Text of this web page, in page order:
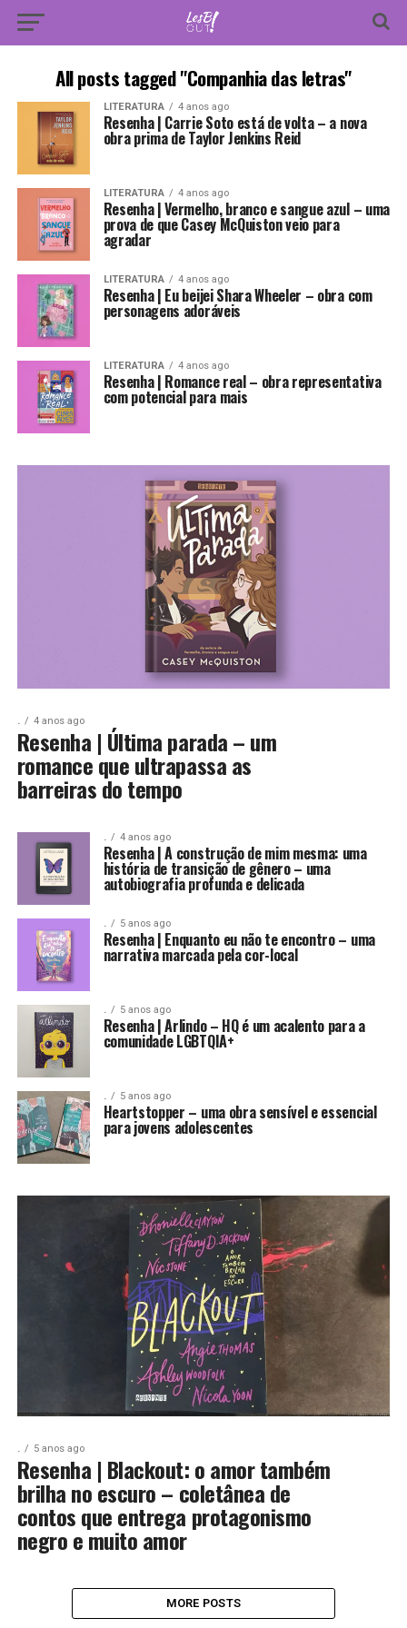
All posts tagged "Companhia das letras"
LITERATURA 4 anos ago
Resenha | Carrie Soto está de volta – a nova
obra prima de Taylor Jenkins Reid
LITERATURA 4 anos ago
Resenha | Vermelho, branco e sangue azul – uma
prova de que Casey McQuiston veio para
agradar
LITERATURA 4 anos ago
Resenha | Eu beijei Shara Wheeler – obra com
personagens adoráveis
LITERATURA 4 anos ago
Resenha | Romance real – obra representativa
com potencial para mais
. 4 anos ago
Resenha | Última parada – um
romance que ultrapassa as
barreiras do tempo
. 4 anos ago
Resenha | A construção de mim mesma: uma
história de transição de gênero – uma
autobiografia profunda e delicada
. 5 anos ago
Resenha | Enquanto eu não te encontro – uma
narrativa marcada pela cor-local
. 5 anos ago
Resenha | Arlindo – HQ é um acalento para a
comunidade LGBTQIA+
. 5 anos ago
Heartstopper – uma obra sensível e essencial
para jovens adolescentes
. 5 anos ago
Resenha | Blackout: o amor também
brilha no escuro – coletânea de
contos que entrega protagonismo
negro e muito amor
MORE POSTS